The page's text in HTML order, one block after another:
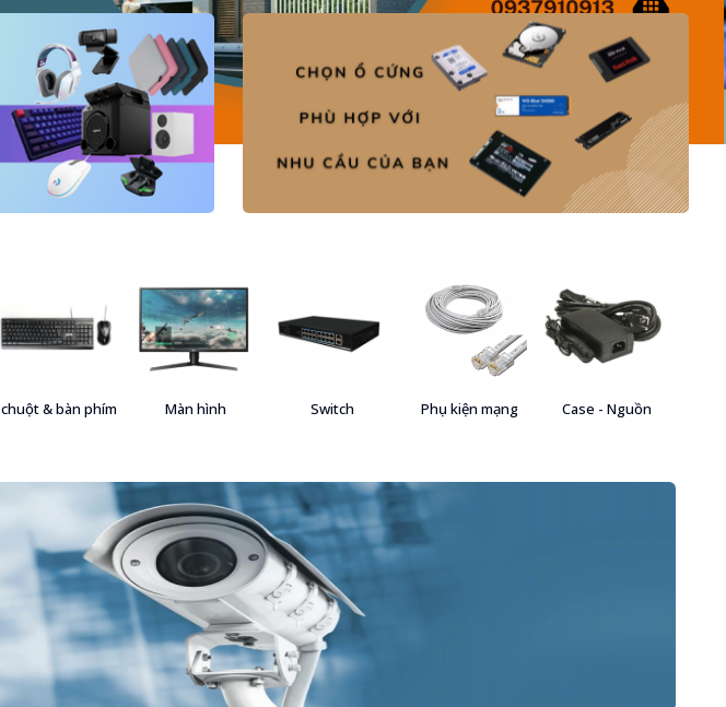
chuột & bàn phím Màn hình Switch Phụ kiện mạng Case - Nguồn